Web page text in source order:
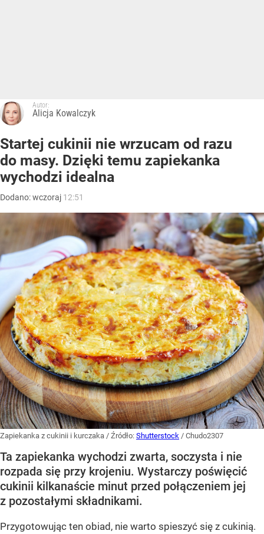
Autor:
Alicja Kowalczyk
Startej cukinii nie wrzucam od razu
do masy. Dzięki temu zapiekanka
wychodzi idealna
Dodano:wczoraj 12:51
Zapiekanka z cukinii i kurczaka / Źródło: Shutterstock / Chudo2307
Ta zapiekanka wychodzi zwarta, soczysta i nie
rozpada się przy krojeniu. Wystarczy poświęcić
cukinii kilkanaście minut przed połączeniem jej
z pozostałymi składnikami.
Przygotowując ten obiad, nie warto spieszyć się z cukinią.